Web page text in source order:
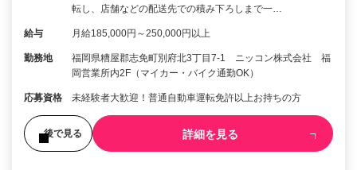
転し、店舗などの配送先での積み下ろしまで一…
給与 月給185,000円～250,000円以上
勤務地
福岡県糟屋郡志免町別府北3丁目7-1 ニッコン株式会社 福
岡営業所内2F（マイカー・バイク通勤OK）
応募資格 未経験者大歓迎！普通自動車運転免許以上お持ちの方
後で見る 詳細を見る